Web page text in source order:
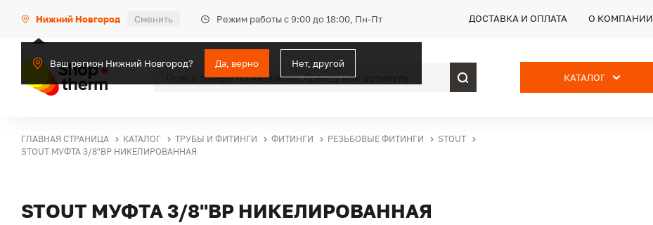
Нижний Новгород Сменить Режим работы с 9:00 до 18:00, Пн-Пт
Ваш регион Нижний Новгород? Да, верно Нет, другой
ДОСТАВКА И ОПЛАТА О КОМПАНИИ
КАТАЛОГ
ГЛАВНАЯ СТРАНИЦА КАТАЛОГ ТРУБЫ И ФИТИНГИ ФИТИНГИ РЕЗЬБОВЫЕ ФИТИНГИ
STOUT
STOUT МУФТА 3/8"ВР НИКЕЛИРОВАННАЯ
STOUT МУФТА 3/8"ВР НИКЕЛИРОВАННАЯ